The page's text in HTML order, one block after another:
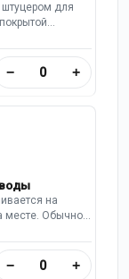
для
− +
на
месте. Обычно
− +